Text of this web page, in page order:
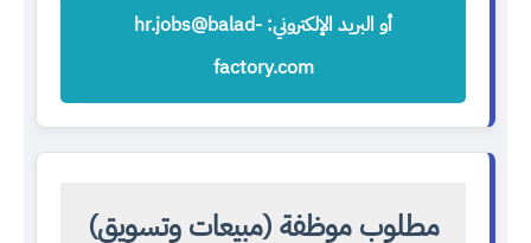
أو البريد الإلكتروني: hr.jobs@balad-
factory.com
مطلوب موظفة (مبيعات وتسويق)